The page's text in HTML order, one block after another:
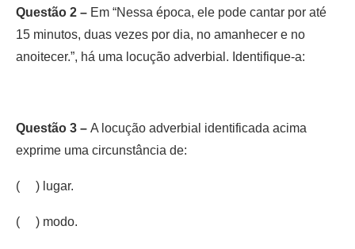
Questão 2 – Em “Nessa época, ele pode cantar por até
15 minutos, duas vezes por dia, no amanhecer e no
anoitecer.”, há uma locução adverbial. Identifique-a:
Questão 3 – A locução adverbial identificada acima
exprime uma circunstância de:
( ) lugar.
( ) modo.